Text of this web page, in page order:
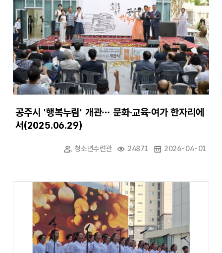
공주시 '행복누림' 개관… 문화·교육·여가 한자리에
서(2025.06.29)
청소년수련관 24871 2026-04-01